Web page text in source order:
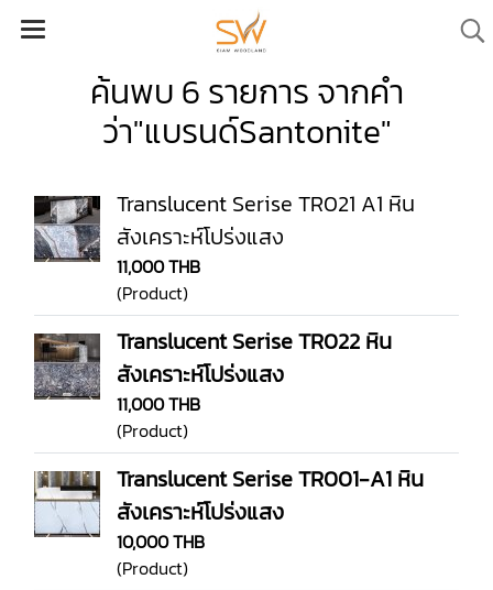
ค้นพบ 6 รายการ จากคำ
ว่า"แบรนด์Santonite"
Translucent Serise TR021 A1 หิน
สังเคราะห์โปร่งแสง
11,000 THB
(Product)
Translucent Serise TR022 หิน
สังเคราะห์โปร่งแสง
11,000 THB
(Product)
Translucent Serise TR001-A1 หิน
สังเคราะห์โปร่งแสง
10,000 THB
(Product)